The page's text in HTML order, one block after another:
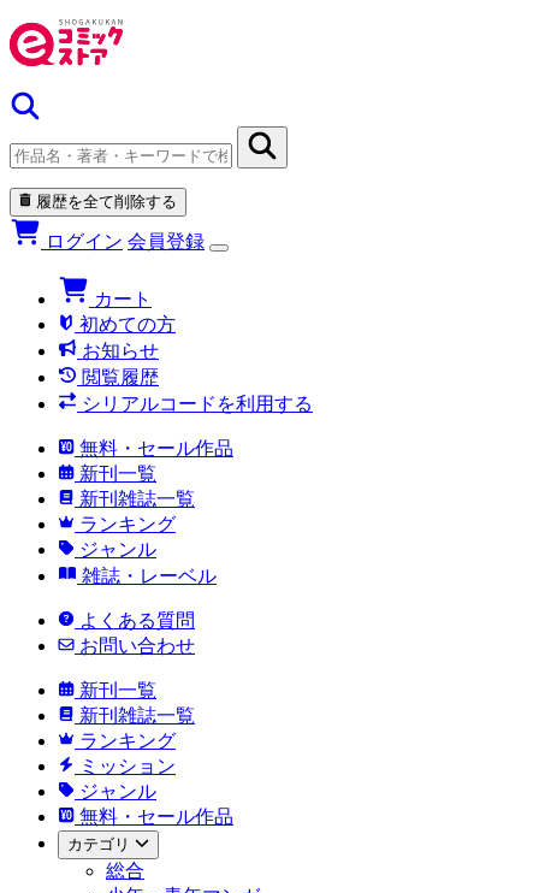
履歴を全て削除する
ログイン 会員登録
カート
初めての方
お知らせ
閲覧履歴
シリアルコードを利用する
無料・セール作品
新刊一覧
新刊雑誌一覧
ランキング
ジャンル
雑誌・レーベル
よくある質問
お問い合わせ
新刊一覧
新刊雑誌一覧
ランキング
ミッション
ジャンル
無料・セール作品
カテゴリ
総合